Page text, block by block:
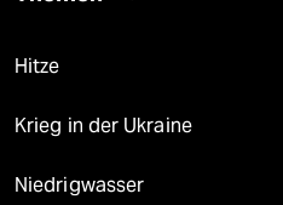
Hitze
Krieg in der Ukraine
Niedrigwasser